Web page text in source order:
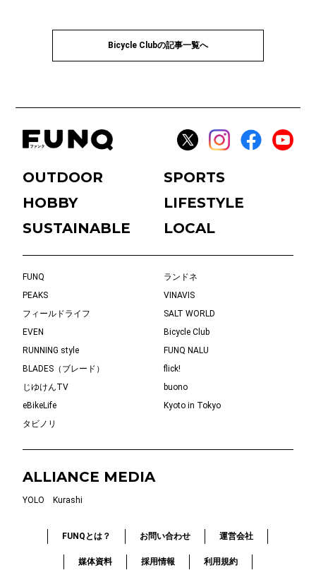
Bicycle Clubの記事一覧へ
OUTDOOR
SPORTS
HOBBY
LIFESTYLE
SUSTAINABLE
LOCAL
FUNQ
ランドネ
PEAKS
VINAVIS
フィールドライフ
SALT WORLD
EVEN
Bicycle Club
RUNNING style
FUNQ NALU
BLADES（ブレード）
flick!
じゆけんTV
buono
eBikeLife
Kyoto in Tokyo
タビノリ
ALLIANCE MEDIA
YOLO Kurashi
FUNQとは？ お問い合わせ 運営会社
媒体資料 採用情報 利用規約